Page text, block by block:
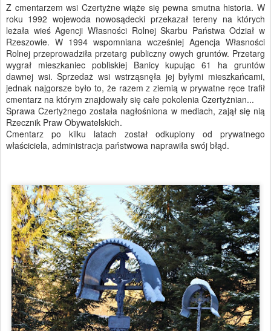
Z cmentarzem wsi Czertyżne wiąże się pewna smutna historia. W
roku 1992 wojewoda nowosądecki przekazał tereny na których
leżała wieś Agencji Własności Rolnej Skarbu Państwa Odział w
Rzeszowie. W 1994 wspomniana wcześniej Agencja Własności
Rolnej przeprowadziła przetarg publiczny owych gruntów. Przetarg
wygrał mieszkaniec pobliskiej Banicy kupując 61 ha gruntów
dawnej wsi. Sprzedaż wsi wstrząsnęła jej byłymi mieszkańcami,
jednak najgorsze było to, że razem z ziemią w prywatne ręce trafił
cmentarz na którym znajdowały się całe pokolenia Czertyżnian...
Sprawa Czertyżnego została nagłośniona w mediach, zajął się nią
Rzecznik Praw Obywatelskich.
Cmentarz po kilku latach został odkupiony od prywatnego
właściciela, administracja państwowa naprawiła swój błąd.